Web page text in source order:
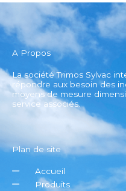
A Propos
La société Trimos Sylvac
répondre aux besoin des
moyens de mesure
service associés.
Plan de site
Accueil
Produits